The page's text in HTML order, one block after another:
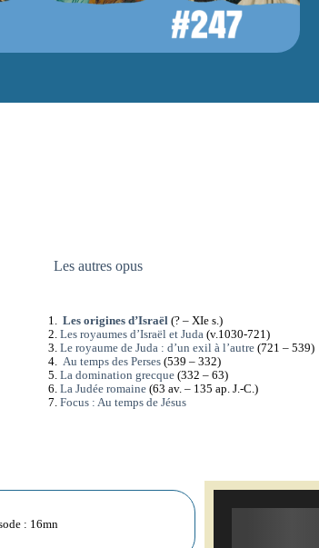
Les autres opus
Les origines d’Israël(? – XIe s.)
Les royaumes d’Israël et Juda(v.1030-721)
Le royaume de Juda : d’un exil à l’autre (721 – 539)
Au temps des Perses(539 – 332)
La domination grecque(332 – 63)
La Judée romaine(63 av. – 135 ap. J.-C.)
Focus : Au temps de Jésus
: 16mn